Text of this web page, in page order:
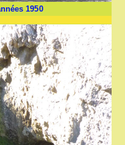
1950